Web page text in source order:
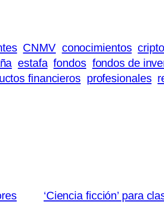
CNMV conocimientos
estafa fondos fondos de
financieros profesionales
‘Ciencia ficción’ para